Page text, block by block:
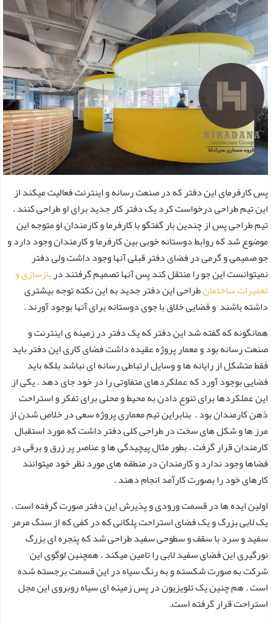
پس کارفرمای این دفتر که در صنعت رسانه و اینترنت فعالیت میکند از
این تیم طراحی درخواست کرد یک دفتر کار جدید برای او طراحی کنند .
تیم طراحی پس از چندین بار گفتگو با کارفرما و کارمندان او متوجه این
موضوع شد که روابط دوستانه خوبی بین کارفرما و کارمندان وجود دارد و
جو صمیمی و گرمی در فضای دفتر قبلی آنها وجود داشت ولی دفتر
نمیتوانست این جو را منتقل کند پس آنها تصمیم گرفتند دربازسازی و
تعمیرات ساختمانطراحی این دفتر جدید به این نکته توجه بیشتری
داشته باشند و فضایی خلاق با جوی دوستانه برای آنها بوجود آورند .
همانگونه که گفته شد این دفتر که یک دفتر در زمینه ی اینترنت و
صنعت رسانه بود و معمار پروژه عقیده داشت فضای کاری این دفتر باید
فقط متشکل از رایانه ها و وسایل ارتباطی رسانه ای نباشد بلکه باید
فضایی بوجود آورد که عملکردهای متفاوتی را در خود جای دهد . یکی از
این عملکردها برای تنوع دادن به محیط و محلی برای تفکر و استراحت
ذهن کارمندان بود . بنابراین تیم معماری پروژه سعی در خلاص شدن از
مرز ها و شکل های سخت در طراحی کلی دفتر داشت که مورد استقبال
کارمندان قرار گرفت . بطور مثال پیچیدگی ها و عناصر پر زرق و برقی در
فضاها وجود ندارد و کارمندان در منطقه های مورد نظر خود میتوانند
کارهای خود را بصورت کارآمد انجام دهند .
اولین ایده ها در قسمت ورودی و پذیرش این دفتر صورت گرفته است .
یک لابی بزرگ و یک فضای استراحت پلکانی که در کفی که از سنگ مرمر
سفید و سرد با سقف و سطوحی سفید طراحی شد که پنجره ای بزرگ
نورگیری این فضای سفید لابی را تامین میکند . همچنین لوگوی این
شرکت به صورت شکسته و به رنگ سیاه در این قسمت برجسته شده
است . هم چنین یک تلویزیون در پس زمینه ای سیاه روبروی این مجل
استراحت قرار گرفته است.